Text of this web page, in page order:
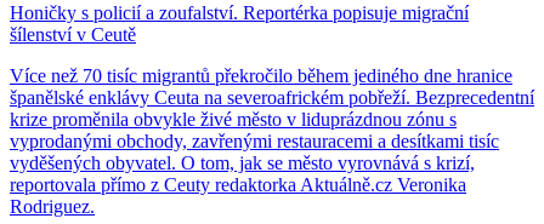
Honičky s policií a zoufalství. Reportérka popisuje migrační
šílenství v Ceutě
Více než 70 tisíc migrantů překročilo během jediného dne hranice
španělské enklávy Ceuta na severoafrickém pobřeží. Bezprecedentní
krize proměnila obvykle živé město v liduprázdnou zónu s
vyprodanými obchody, zavřenými restauracemi a desítkami tisíc
vyděšených obyvatel. O tom, jak se město vyrovnává s krizí,
reportovala přímo z Ceuty redaktorka Aktuálně.cz Veronika
Rodriguez.